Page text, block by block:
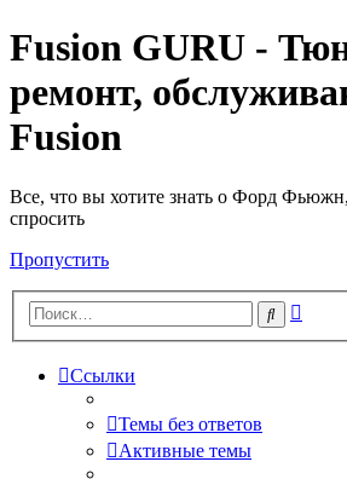
Fusion GURU -
ремонт,
Fusion
Все, что вы хотите знать о Форд
спросить
Пропустить
Поиск
Ссылки
Темы без ответов
Активные темы